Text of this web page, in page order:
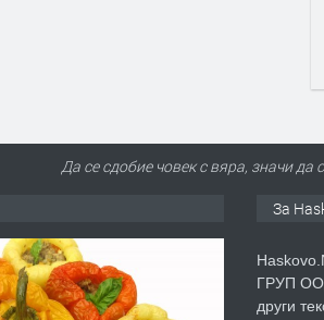
Да се сдобие човек с вяра, значи
За
ГРУП
други